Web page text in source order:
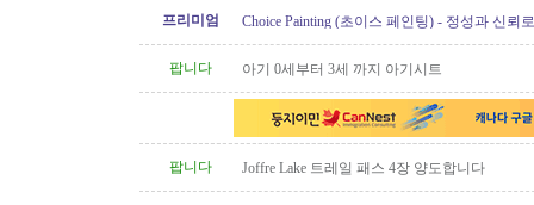
프리미엄
Choice Painting (초이스 페인팅) - 정성과 신뢰
팝니다
아기 0세부터 3세 까지 아기시트
팝니다 Joffre Lake 트레일 패스 4장 양도합니다